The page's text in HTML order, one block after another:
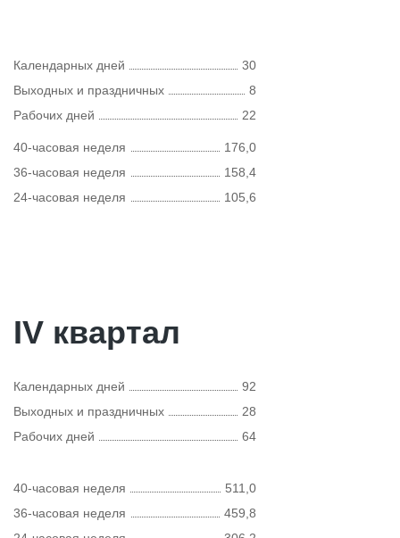
Календарных дней
30
Выходных и праздничных
8
Рабочих дней
22
40-часовая неделя
176,0
36-часовая неделя
158,4
24-часовая неделя
105,6
IV квартал
Календарных дней
92
Выходных и праздничных
28
Рабочих дней
64
40-часовая неделя
511,0
36-часовая неделя
459,8